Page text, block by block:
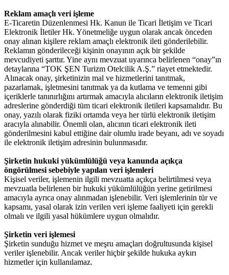
Reklam amaçlı veri işleme
E-Ticaretin Düzenlenmesi Hk. Kanun ile Ticari İletişim ve Ticari
Elektronik İletiler Hk. Yönetmeliğe uygun olarak ancak önceden
onay alınan kişilere reklam amaçlı elektronik ileti gönderilebilir.
Reklamın gönderileceği kişinin onayının açık bir şekilde
mevcudiyeti şarttır. Yine aynı mevzuat uyarınca belirlenen “onay”ın
detaylarına “TOK ŞEN Turizm Otelcilik A.Ş.” riayet etmektedir.
Alınacak onay, şirketinizin mal ve hizmetlerini tanıtmak,
pazarlamak, işletmesini tanıtmak ya da kutlama ve temenni gibi
içeriklerle tanınırlığını artırmak amacıyla alıcıların elektronik iletişim
adreslerine gönderdiği tüm ticari elektronik iletileri kapsamalıdır. Bu
onay, yazılı olarak fiziki ortamda veya her türlü elektronik iletişim
aracıyla alınabilir. Önemli olan, alıcının ticari elektronik ileti
gönderilmesini kabul ettiğine dair olumlu irade beyanı, adı ve soyadı
ile elektronik iletişim adresinin bulunmasıdır.
Şirketin hukuki yükümlülüğü veya kanunda açıkça
öngörülmesi sebebiyle yapılan veri işlemleri
Kişisel veriler, işlemenin ilgili mevzuatta açıkça belirtilmesi veya
mevzuatla belirlenen bir hukuki yükümlülüğün yerine getirilmesi
amacıyla ayrıca onay alınmadan işlenebilir. Veri işlemlerinin tür ve
kapsamı, yasal olarak izin verilen veri işleme faaliyeti için gerekli
olmalı ve ilgili yasal hükümlere uygun olmalıdır.
Şirketin veri işlemesi
Şirketin sunduğu hizmet ve meşru amaçları doğrultusunda kişisel
veriler işlenebilir. Ancak veriler hiçbir şekilde hukuka aykırı
hizmetler için kullanılamaz.